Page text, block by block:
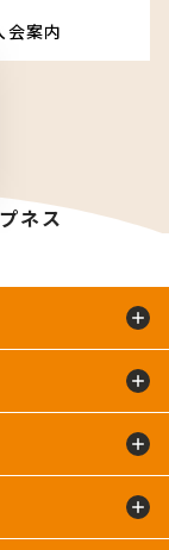
会案内
ネス
泉学園24hours